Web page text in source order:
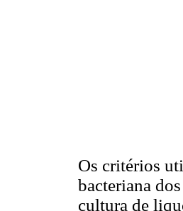
Os critérios
bacteriana
cultura de